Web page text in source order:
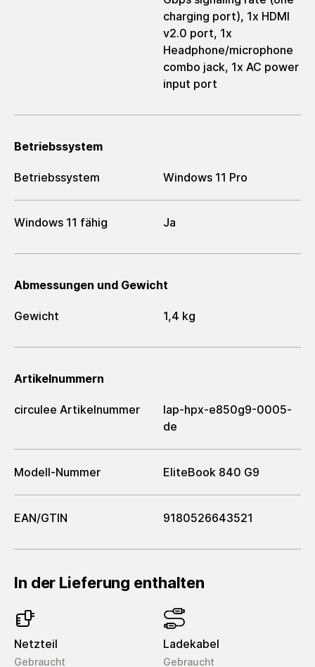
charging port), 1x HDMI
v2.0 port, 1x
Headphone/microphone
combo jack, 1x AC power
input port
Betriebssystem
Betriebssystem Windows 11 Pro
Windows 11 fähig Ja
Abmessungen und Gewicht
Gewicht 1,4 kg
Artikelnummern
circulee Artikelnummer
lap-hpx-e850g9-0005-
de
Modell-Nummer EliteBook 840 G9
EAN/GTIN 9180526643521
In der Lieferung enthalten
Netzteil
Gebraucht
Ladekabel
Gebraucht